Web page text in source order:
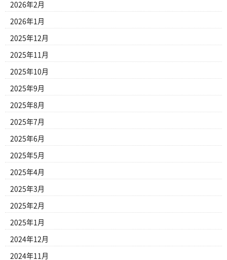
2026年2月
2026年1月
2025年12月
2025年11月
2025年10月
2025年9月
2025年8月
2025年7月
2025年6月
2025年5月
2025年4月
2025年3月
2025年2月
2025年1月
2024年12月
2024年11月